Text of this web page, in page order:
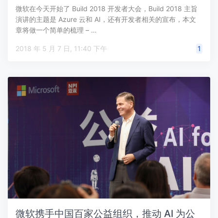
微软在今天开始了 Build 2018 开发者大会，Build 2018 主旨
演讲的主题是 Azure 云和 AI，还有开发者相关的宣布，本文
章将做一个简单的梳理 – …
2018 年 5 月 7 日, 11:40 下午 1
微软携手中国百家公益组织，推动 AI 为公